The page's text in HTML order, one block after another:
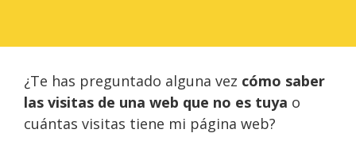
¿Te has preguntado alguna vez cómo saber
las visitas de una web que no es tuya o
cuántas visitas tiene mi página web?